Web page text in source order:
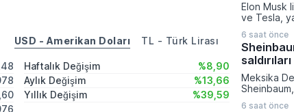
USD - Amerikan Doları TL - Türk Lirası
Haftalık Değişim
%8,90
Aylık Değişim
%13,66
Yıllık Değişim
%39,59
Elon Musk
ve Tesla,
azaltmak
eyaletinde
kurma
verilen bu
milyar dolar
sermaye
6 saat önce
Meksika
6 saat önce